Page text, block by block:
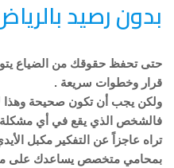
بدون رصيد
حتى تحفظ حقوقك من الضياع
قرار وخطوات سريعة .
ولكن يجب أن تكون صحيحة وهذا لا
فالشخص الذي يقع في أي
تراه عاجزاً عن التفكير مكبل
بمحامي متخصص يساعدك على